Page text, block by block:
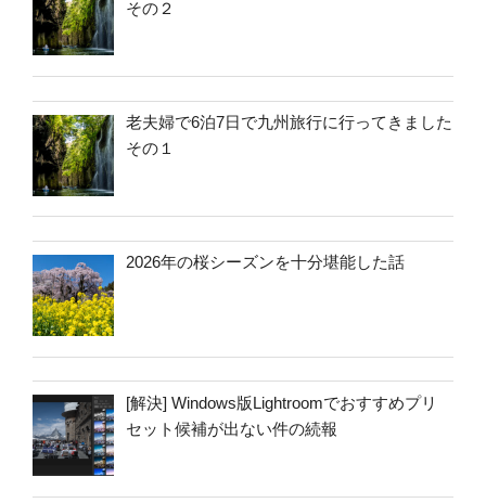
その２
老夫婦で6泊7日で九州旅行に行ってきました
その１
2026年の桜シーズンを十分堪能した話
[解決] Windows版Lightroomでおすすめプリ
セット候補が出ない件の続報